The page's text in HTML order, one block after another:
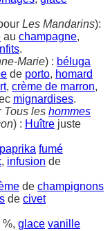
Les Mandarins):
au champagne,
.
Marie) : béluga
de porto, homard
, crème de marron,
mignardises.
Tous les hommes
) : Huître juste
paprika fumé
, infusion de
de champignons
de civet
%, glace vanille